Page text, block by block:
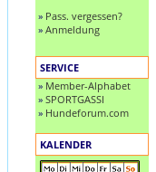
» Pass. vergessen?
» Anmeldung
SERVICE
» Member-Alphabet
» SPORTGASSI
» Hundeforum.com
KALENDER